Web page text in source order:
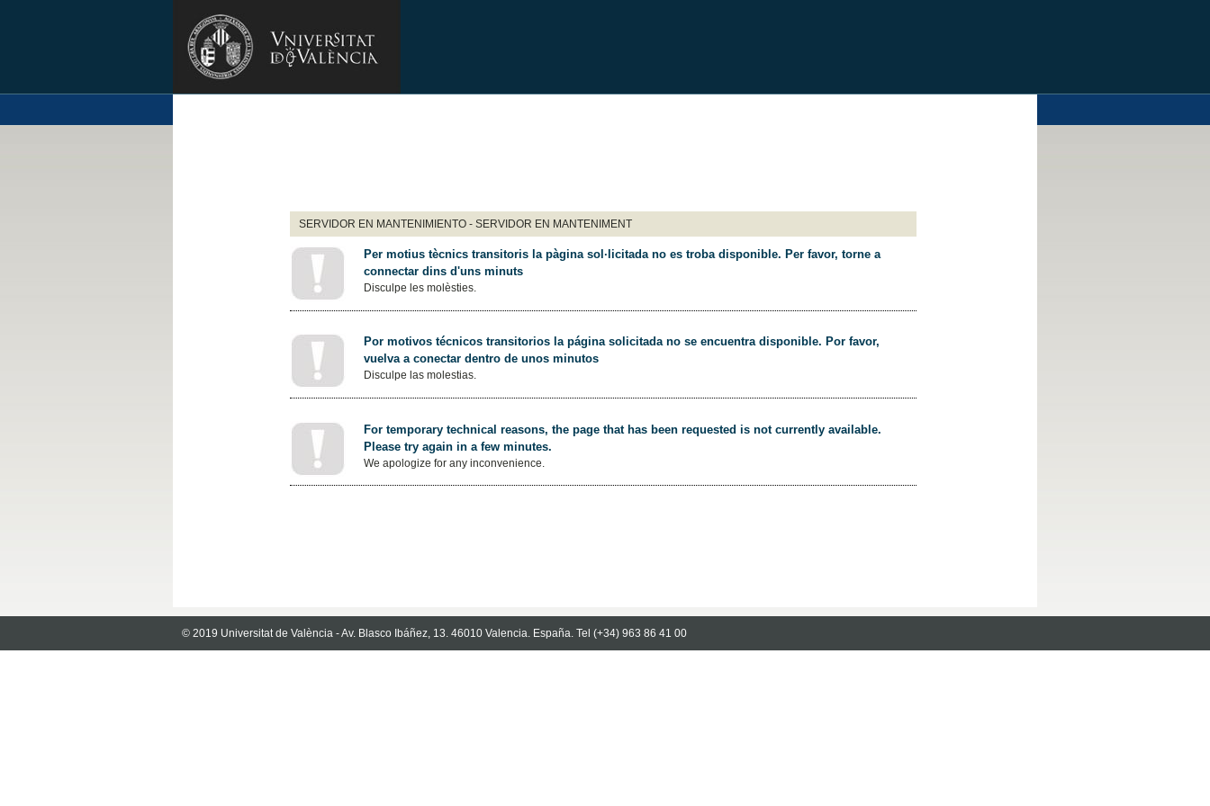
SERVIDOR EN MANTENIMIENTO - SERVIDOR EN MANTENIMENT
Per motius tècnics transitoris la pàgina sol·licitada no es troba disponible. Per favor, torne a
connectar dins d'uns minuts
Disculpe les molèsties.
Por motivos técnicos transitorios la página solicitada no se encuentra disponible. Por favor,
vuelva a conectar dentro de unos minutos
Disculpe las molestias.
For temporary technical reasons, the page that has been requested is not currently available.
Please try again in a few minutes.
We apologize for any inconvenience.
© 2019 Universitat de València - Av. Blasco Ibáñez, 13. 46010 Valencia. España. Tel (+34) 963 86 41 00